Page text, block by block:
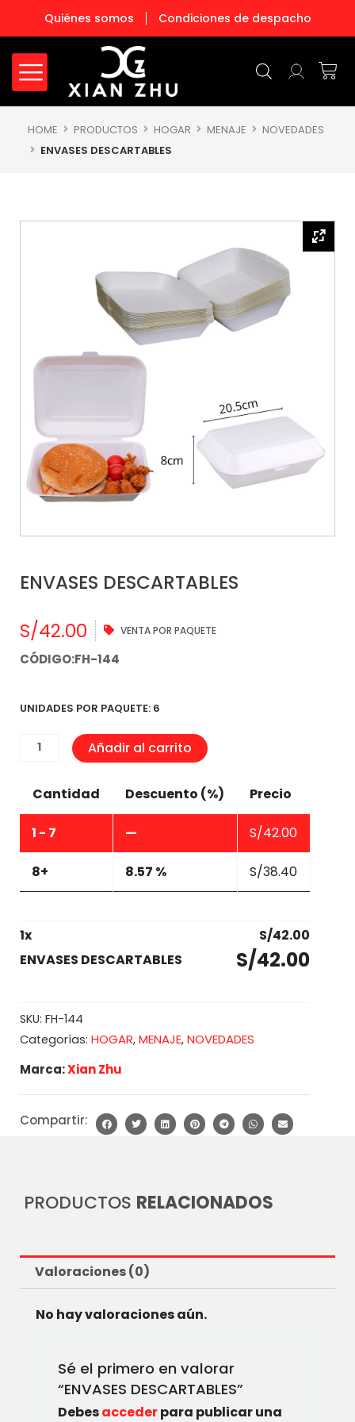
contenido
Quiénes somos Condiciones de despacho
HOME PRODUCTOS HOGAR MENAJE
NOVEDADES
ENVASES DESCARTABLES
ENVASES DESCARTABLES
S/42.00 VENTA POR PAQUETE
CÓDIGO:FH-144
UNIDADES POR PAQUETE: 6
ENVASES
DESCARTABLES
cantidad
Añadir al carrito
Cantidad Descuento (%) Precio
1 - 7 — S/42.00
8+ 8.57 % S/38.40
1x S/42.00
ENVASES DESCARTABLES
S/42.00
SKU: FH-144
Categorías: HOGAR, MENAJE, NOVEDADES
Marca:Xian Zhu
Compartir:
PRODUCTOS RELACIONADOS
Valoraciones (0)
No hay valoraciones aún.
Sé el primero en valorar
“ENVASES DESCARTABLES”
Debesaccederpara publicar una